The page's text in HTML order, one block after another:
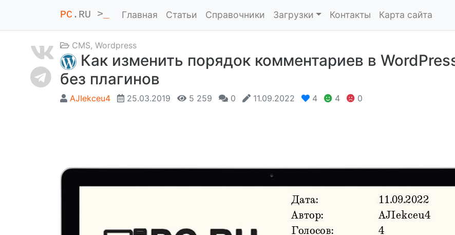
PC .RU > Главная Статьи Справочники Загрузки Контакты Карта сайта
CMS, Wordpress
Как изменить порядок комментариев в
без плагинов
AJIekceu4 25.03.2019 5 259 0 11.09.2022 4 4 0